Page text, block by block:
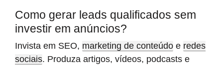
Como gerar leads qualificados sem
investir em anúncios?
Invista em SEO, marketing de conteúdo e redes
sociais. Produza artigos, vídeos, podcasts e